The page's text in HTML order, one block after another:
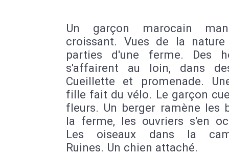
Un garçon marocain
croissant. Vues de la
parties d'une ferme. Des
s'affairent au loin, dans
Cueillette et promenade.
fille fait du vélo. Le garçon
fleurs. Un berger ramène les
la ferme, les ouvriers s'en
Les oiseaux dans la
Ruines. Un chien attaché.